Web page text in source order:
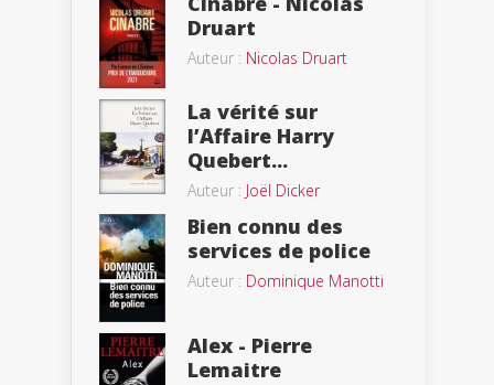
Druart
Auteur : Nicolas Druart
La vérité sur
l’Affaire Harry
Quebert...
Auteur : Joël Dicker
Bien connu des
services de police
Auteur : Dominique Manotti
Alex - Pierre
Lemaitre